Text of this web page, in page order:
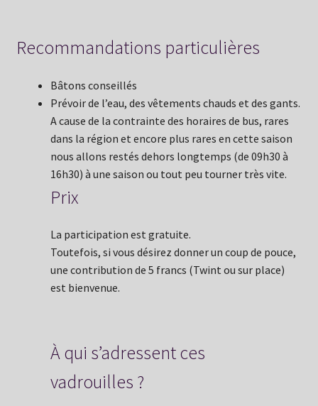
Recommandations particulières
Bâtons conseillés
Prévoir de l’eau, des vêtements chauds et des gants.
A cause de la contrainte des horaires de bus, rares
dans la région et encore plus rares en cette saison
nous allons restés dehors longtemps (de 09h30 à
16h30) à une saison ou tout peu tourner très vite.
Prix
La participation est gratuite.
Toutefois, si vous désirez donner un coup de pouce,
une contribution de 5 francs (Twint ou sur place)
est bienvenue.
À qui s’adressent ces
vadrouilles ?